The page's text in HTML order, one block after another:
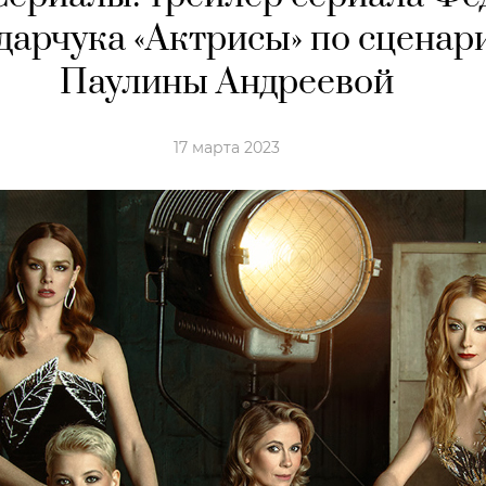
«Актрисы» по
Паулины Андреевой
17 марта 2023